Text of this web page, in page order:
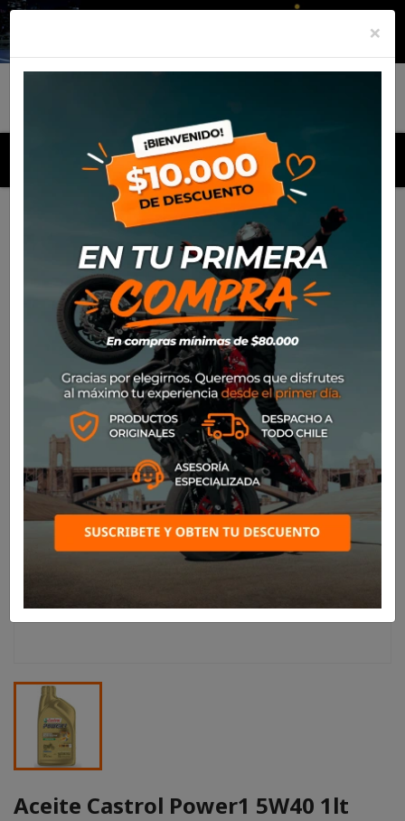
MENU
Productos Mantención
Aceite Castrol Power1
Aceite Castrol Power1 5W40 1lt
×